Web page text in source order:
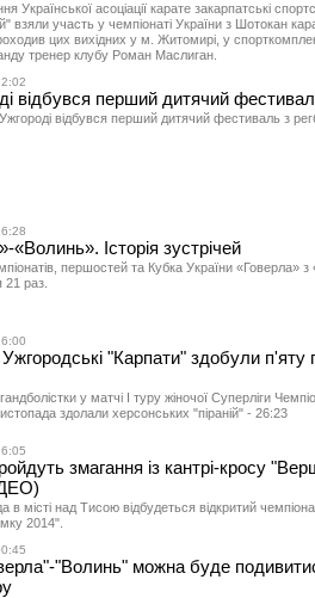
Української асоціації карате закарпатські
взяли участь у чемпіонаті України з Шотокан
цих вихідних у м. Житомирі, у
тренер клубу Роман Маслиган.
відбувся перший дитячий
відбувся перший дитячий фестиваль з
«Волинь». Історія зустрічей
першостей та Кубка України «Говерла»
21 раз.
"Карпати" здобули п'яту
у матчі І туру жіночої Суперліги
здолали херсонських "піраній" - 26:23
змагання із кантрі-кросу
в місті над Тисою відбудеться відкритий
2014".
"Волинь" можна буде